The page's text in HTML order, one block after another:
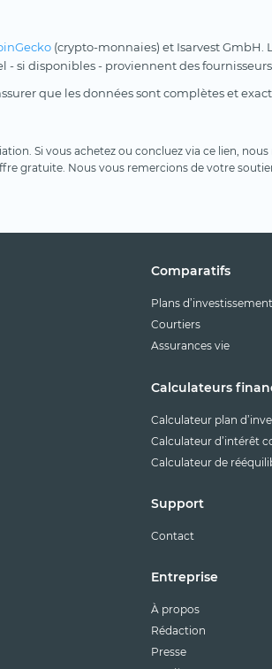
(crypto-monnaies) et Isarvest GmbH.
- si disponibles - proviennent des
que les données sont complètes et
Si vous achetez ou concluez via ce lien,
gratuite. Nous vous remercions de votre
Comparatifs
Plans
Courtiers
Assurances vie
Calculateurs
Calculateur plan
Calculateur d’intérêt
Calculateur de
Support
Contact
Entreprise
À propos
Rédaction
Presse